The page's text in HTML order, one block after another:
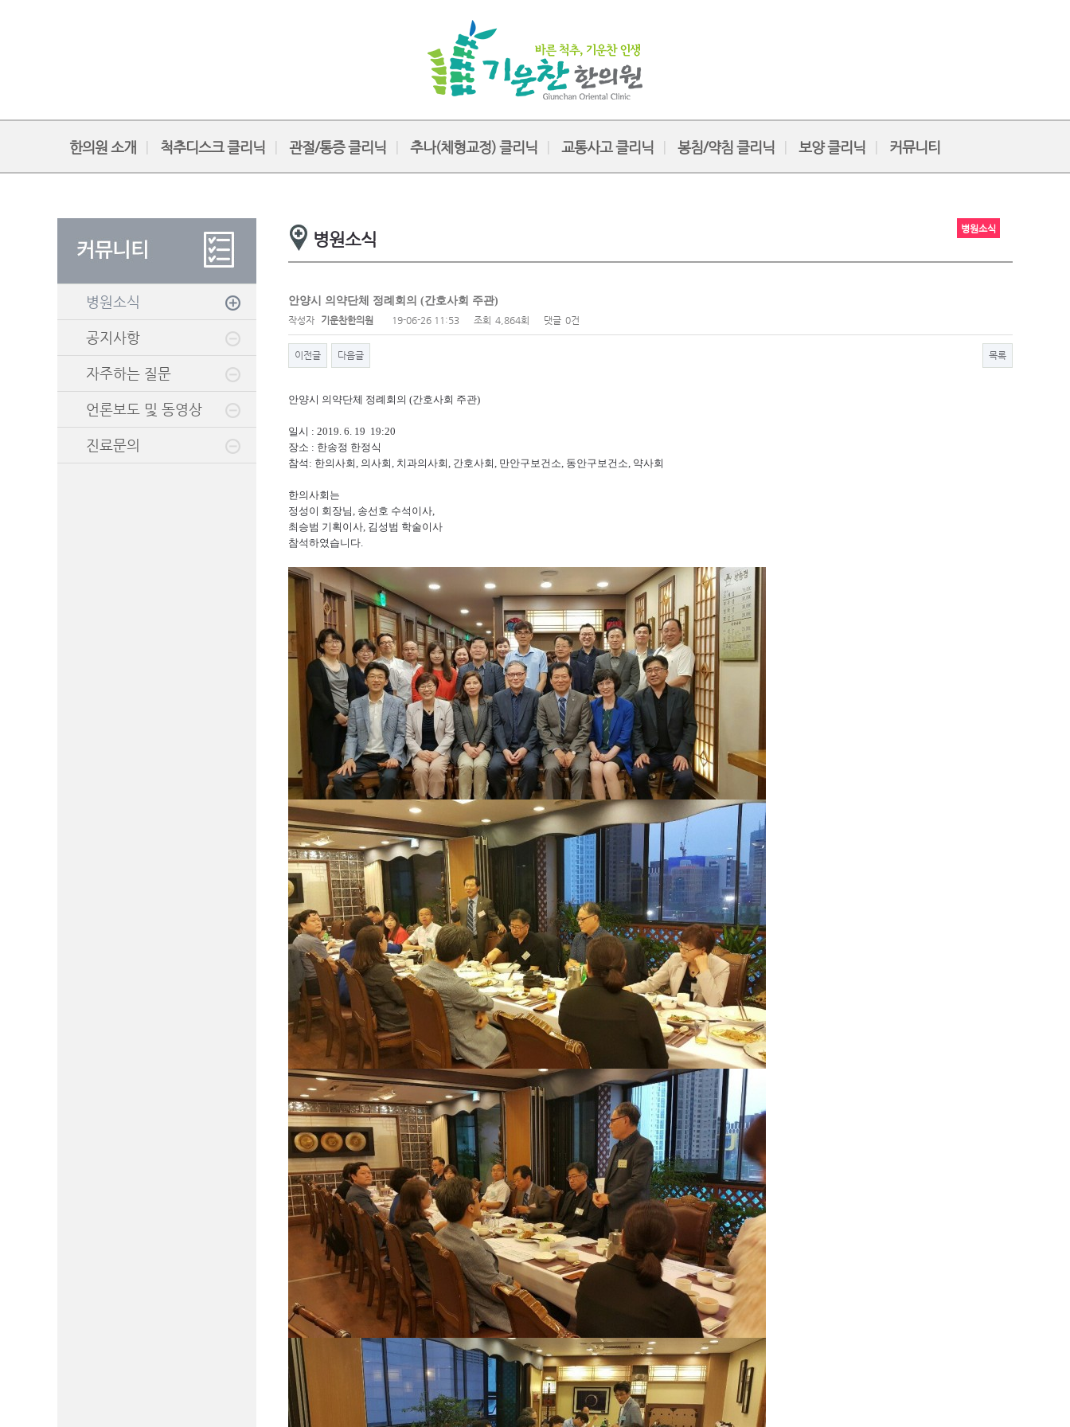
한의원 소개 척추디스크 클리닉 관절/통증 클리닉 추나(체형교정) 클리닉 교통사고 클리닉 봉침/약침 클리닉 보양 클리닉 커뮤니티
병원소식
공지사항
자주하는 질문
언론보도 및 동영상
진료문의
병원소식
병원소식
안양시 의약단체 정례회의 (간호사회 주관)
작성자 기운찬한의원 19-06-26 11:53 조회 4,864회 댓글 0건
이전글 다음글 목록
안양시 의약단체 정례회의 (간호사회 주관)
일시 : 2019. 6. 19 19:20
장소 : 한송정 한정식
참석 : 한의사회, 의사회, 치과의사회, 간호사회, 만안구보건소, 동안구보건소, 약사회
한의사회는
정성이 회장님, 송선호 수석이사,
최승범 기획이사, 김성범 학술이사
참석하였습니다.